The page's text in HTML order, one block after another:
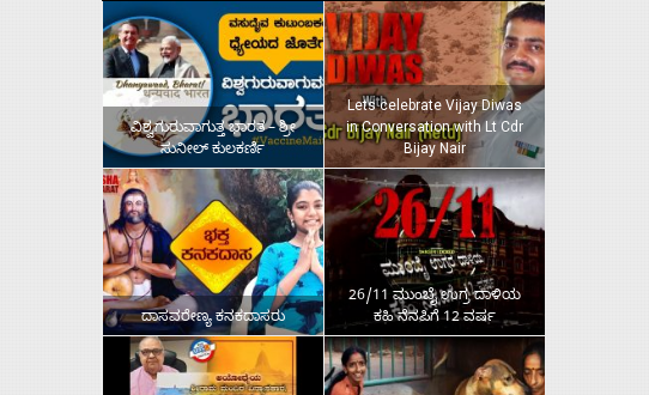
ವಿಶ್ವಗುರುವಾಗುತ್ತ ಭಾರತ – ಶ್ರೀ
ಸುನೀಲ್‌ ಕುಲಕರ್ಣಿ
Lets celebrate Vijay Diwas
in Conversation with Lt Cdr
Bijay Nair
ದಾಸವರೇಣ್ಯ ಕನಕದಾಸರು
26/11 ಮುಂಬೈ ಉಗ್ರ ದಾಳಿಯ
ಕಹಿ ನೆನಪಿಗೆ 12 ವರ್ಷ